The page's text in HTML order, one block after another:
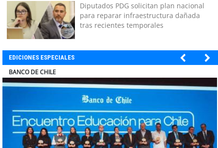
Diputados PDG solicitan plan nacional
para reparar infraestructura dañada
tras recientes temporales
EDICIONES ESPECIALES
COLEGIO RÍO LOA